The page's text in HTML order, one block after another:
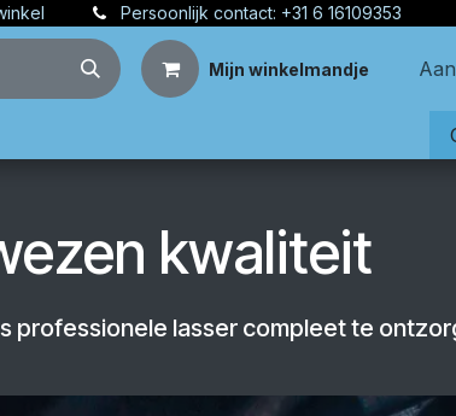
Persoonlijk contact: +31 6 16109353
Mijn winkelmandje
kwaliteit
professionele lasser compleet te